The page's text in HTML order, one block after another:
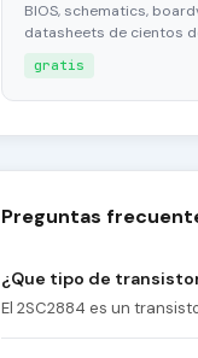
BIOS, schematics,
datasheets de cientos
gratis
Preguntas
¿Que tipo de
El 2SC2884 es un